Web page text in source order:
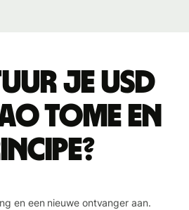
je USD
Tome en
en een nieuwe ontvanger aan.